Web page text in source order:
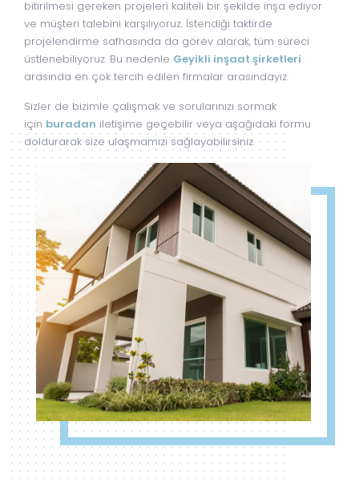
bitirilmesi gereken projeleri kaliteli bir şekilde inşa ediyor
ve müşteri talebini karşılıyoruz. İstendiği taktirde
projelendirme safhasında da görev alarak, tüm süreci
üstlenebiliyoruz. Bu nedenle Geyikli inşaat şirketleri
arasında en çok tercih edilen firmalar arasındayız.
Sizler de bizimle çalışmak ve sorularınızı sormak
için buradan iletişime geçebilir veya aşağıdaki formu
doldurarak size ulaşmamızı sağlayabilirsiniz.